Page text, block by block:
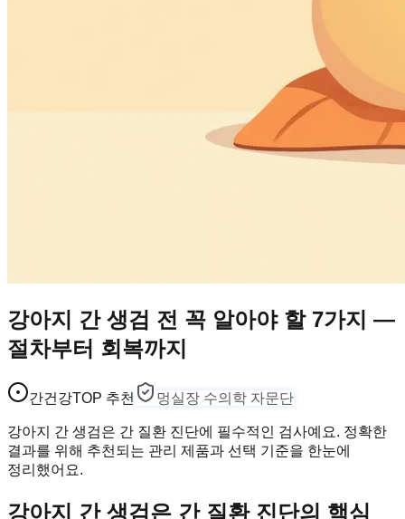
강아지 간 생검 전 꼭 알아야 할 7가지 —
절차부터 회복까지
간건강TOP 추천 멍실장 수의학 자문단
강아지 간 생검은 간 질환 진단에 필수적인 검사예요. 정확한
결과를 위해 추천되는 관리 제품과 선택 기준을 한눈에
정리했어요.
강아지 간 생검은 간 질환 진단의 핵심